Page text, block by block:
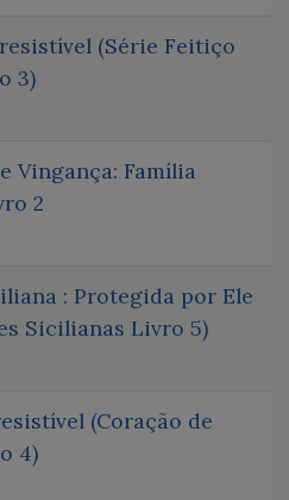
(Série Feitiço
3)
Vingança: Família
2
: Protegida por Ele
Sicilianas Livro 5)
(Coração de
4)